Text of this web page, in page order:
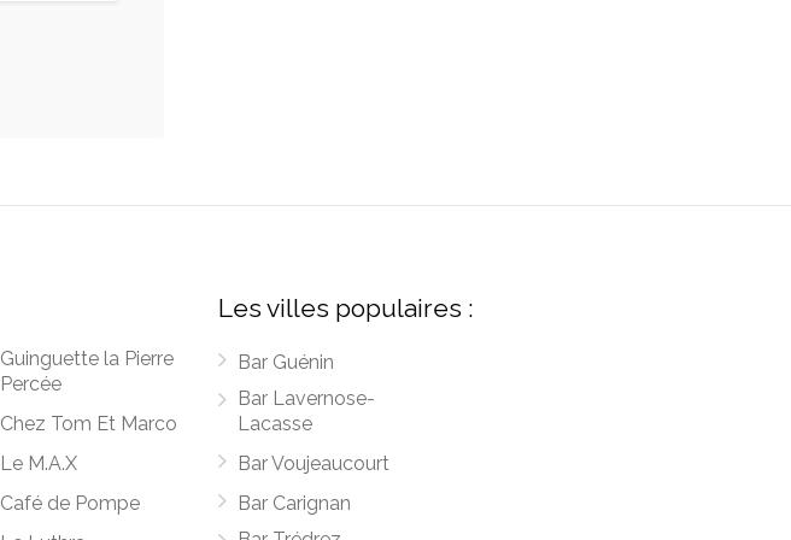
Guinguette la Pierre
Percée
Chez Tom Et Marco
Le M.A.X
Café de Pompe
Les villes populaires :
Bar Guénin
Bar Lavernose-
Lacasse
Bar Voujeaucourt
Bar Carignan